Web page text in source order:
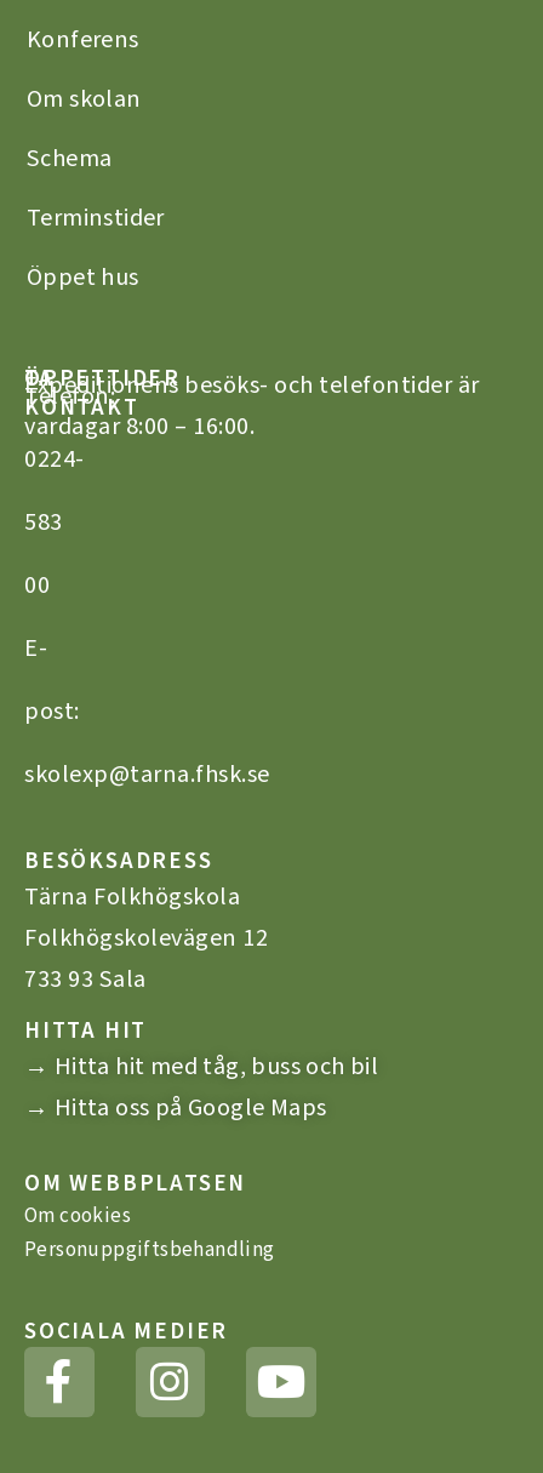
Konferens
Om skolan
Schema
Terminstider
Öppet hus
TA
KONTAKT
Telefon:
0224-
583
00
E-
post:
skolexp@tarna.fhsk.se
ÖPPETTIDER
Expeditionens besöks- och telefontider är
vardagar 8:00 – 16:00.
BESÖKSADRESS
Tärna Folkhögskola
Folkhögskolevägen 12
733 93 Sala
HITTA HIT
→ Hitta hit med tåg, buss och bil
→ Hitta oss på Google Maps
OM WEBBPLATSEN
Om cookies
Personuppgiftsbehandling
SOCIALA MEDIER
F
a
I
n
Y
o